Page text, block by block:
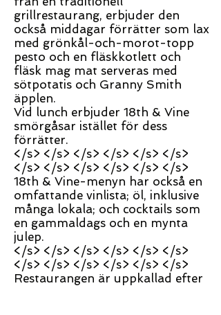
grillrestaurang, erbjuder den
också middagar förrätter som lax
med grönkål-och-morot-topp
pesto och en fläskkotlett och
fläsk mag mat serveras med
sötpotatis och Granny Smith
äpplen.
Vid lunch erbjuder 18th & Vine
smörgåsar istället för dess
förrätter.
</s> </s> </s> </s> </s> </s>
</s> </s> </s> </s> </s> </s>
18th & Vine-menyn har också en
omfattande vinlista; öl, inklusive
många lokala; och cocktails som
en gammaldags och en mynta
julep.
</s> </s> </s> </s> </s> </s>
</s> </s> </s> </s> </s> </s>
Restaurangen är uppkallad efter